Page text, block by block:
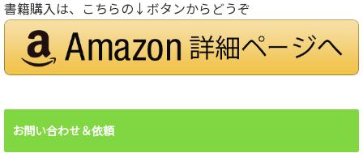
書籍購入は、こちらの↓ボタンからどうぞ
お問い合わせ＆依頼